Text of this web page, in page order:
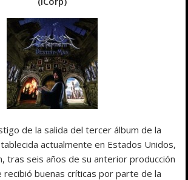
de la salida del tercer álbum de la
actualmente en Estados Unidos,
tras seis años de su anterior producción
recibió buenas críticas por parte de la